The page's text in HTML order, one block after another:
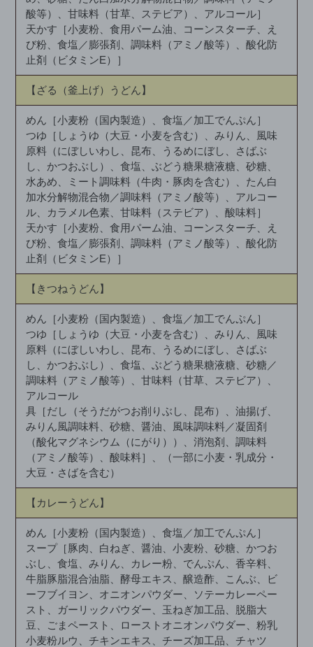
酸等）、甘味料（甘草、ステビア）、アルコール］
天かす［小麦粉、食用パーム油、コーンスターチ、え
び粉、食塩／膨張剤、調味料（アミノ酸等）、酸化防
止剤（ビタミンE）］
【ざる（釜上げ）うどん】
めん［小麦粉（国内製造）、食塩／加工でんぷん］
つゆ［しょうゆ（大豆・小麦を含む）、みりん、風味
原料（にぼしいわし、昆布、うるめにぼし、さばぶ
し、かつおぶし）、食塩、ぶどう糖果糖液糖、砂糖、
水あめ、ミート調味料（牛肉・豚肉を含む）、たん白
加水分解物混合物／調味料（アミノ酸等）、アルコー
ル、カラメル色素、甘味料（ステビア）、酸味料］
天かす［小麦粉、食用パーム油、コーンスターチ、え
び粉、食塩／膨張剤、調味料（アミノ酸等）、酸化防
止剤（ビタミンE）］
【きつねうどん】
めん［小麦粉（国内製造）、食塩／加工でんぷん］
つゆ［しょうゆ（大豆・小麦を含む）、みりん、風味
原料（にぼしいわし、昆布、うるめにぼし、さばぶ
し、かつおぶし）、食塩、ぶどう糖果糖液糖、砂糖／
調味料（アミノ酸等）、甘味料（甘草、ステビア）、
アルコール
具［だし（そうだがつお削りぶし、昆布）、油揚げ、
みりん風調味料、砂糖、醤油、風味調味料／凝固剤
（酸化マグネシウム（にがり））、消泡剤、調味料
（アミノ酸等）、酸味料］、（一部に小麦・乳成分・
大豆・さばを含む）
【カレーうどん】
めん［小麦粉（国内製造）、食塩／加工でんぷん］
スープ［豚肉、白ねぎ、醤油、小麦粉、砂糖、かつお
ぶし、食塩、みりん、カレー粉、でんぷん、香辛料、
牛脂豚脂混合油脂、酵母エキス、醸造酢、こんぶ、ビ
ーフブイヨン、オニオンパウダー、ソテーカレーペー
スト、ガーリックパウダー、玉ねぎ加工品、脱脂大
豆、ごまペースト、ローストオニオンパウダー、粉乳
小麦粉ルウ、チキンエキス、チーズ加工品、チャツ